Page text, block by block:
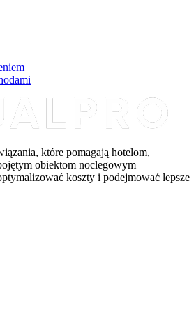
które pomagają hotelom,
obiektom noclegowym
koszty i podejmować lepsze